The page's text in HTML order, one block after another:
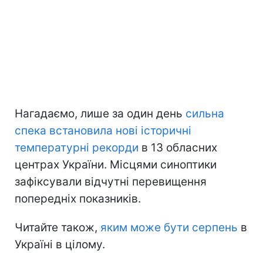
Нагадаємо, лише за один день сильна
спека встановила нові історичні
температурні рекорди в 13 обласних
центрах України. Місцями синоптики
зафіксували відчутні перевищення
попередніх показників.
Читайте також, яким може бути серпень в
Україні в цілому.